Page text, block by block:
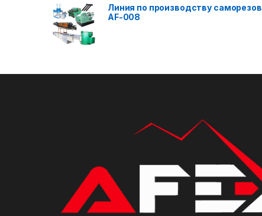
out of 5
Линия по производству саморезов
AF-008